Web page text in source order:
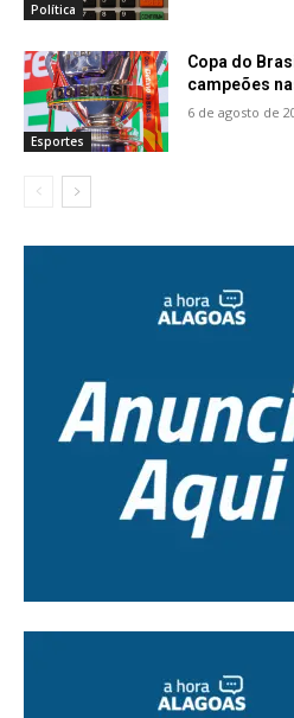
Política
Esportes
Copa do
campeões
6 de agosto de